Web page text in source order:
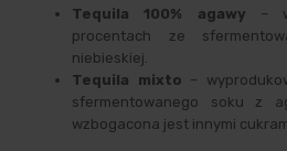
Tequila 100% agawy –
procentach ze
niebieskiej.
Tequila mixto –
sfermentowanego soku z
wzbogacona jest innymi